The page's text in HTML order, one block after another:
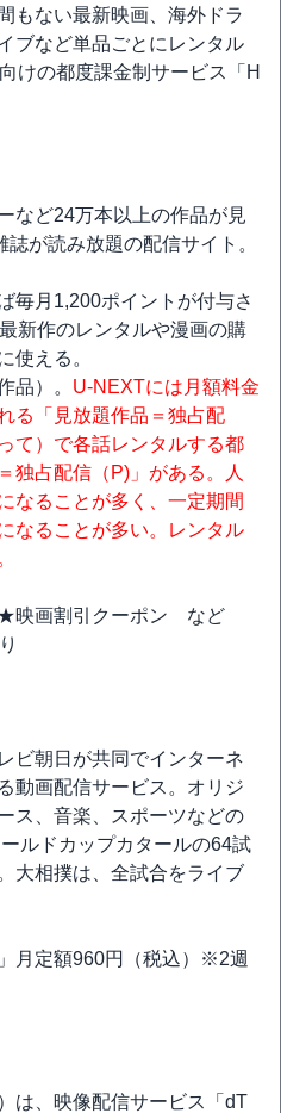
もない最新映画、海外ドラ
ブなど単品ごとにレンタル
けの都度課金制サービス「H
など24万本以上の作品が見
が読み放題の配信サイト。
毎月1,200ポイントが付与さ
新作のレンタルや漫画の購
使える。
品）。 U-NEXTには月額料金
る「見放題作品＝独占配
て）で各話レンタルする都
独占配信（P)」がある。人
なることが多く、一定期間
なることが多い。レンタル
画割引クーポン など
ビ朝日が共同でインターネ
動画配信サービス。オリジ
ス、音楽、スポーツなどの
ルドカップカタールの64試
大相撲は、全試合をライブ
月定額960円（税込）※2週
は、映像配信サービス「dT